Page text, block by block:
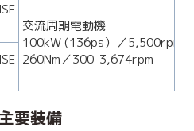
交流周期電動機
100kW (136ps）／5,500rpm
260Nm／300-3,674rpm
要装備